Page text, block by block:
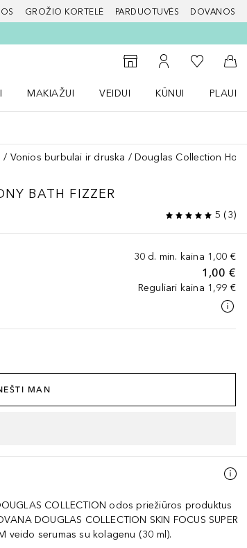
GROŽIO KORTELĖ PARDUOTUVĖS DOVANOS
Į parduotuvių paiešką
Į mano paskyrą
Į mano
Į
MAKIAŽUI
VEIDUI
KŪNUI
Vonios burbulai ir druska Douglas Collection
BATH FIZZER
5 (3)
30 d. min. kaina 1,00 €
1,00 €
Reguliari kaina 1,99 €
MAN
COLLECTION odos priežiūros produktus
DOUGLAS COLLECTION SKIN FOCUS SUPER
veido serumas su kolagenu (30 ml).